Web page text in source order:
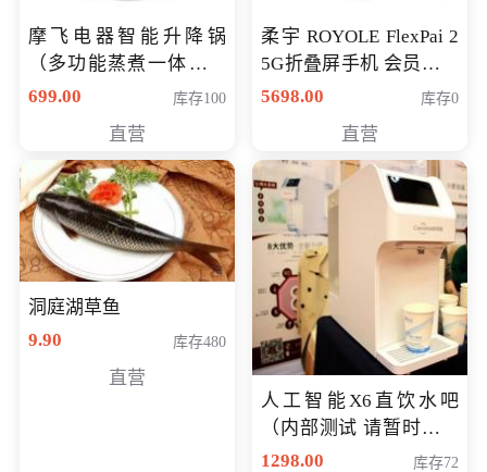
摩飞电器智能升降锅
（多功能蒸煮一体锅）
（智能升降养生锅） 会
699.00 库存100
直营
柔宇 ROYOLE FlexPai 2
5G折叠屏手机 会员专享
购买价格 4998元
5698.00 库存0
直营
洞庭湖草鱼
9.90
库存480
直营
人工智能X6直饮水吧
（内部测试 请暂时不要
购买）
1298.00 库存72